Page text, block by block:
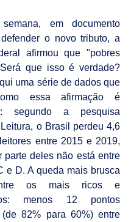
em documento
o novo tributo, a
afirmou que "pobres
que isso é verdade?
uma série de dados que
essa afirmação é
segundo a pesquisa
o Brasil perdeu 4,6
entre 2015 e 2019,
parte deles não está entre
e D. A queda mais brusca
os mais ricos e
menos 12 pontos
(de 82% para 60%) entre